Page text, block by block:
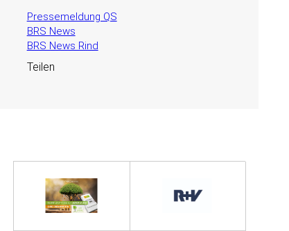
Pressemeldung QS
BRS News
BRS News Rind
Teilen